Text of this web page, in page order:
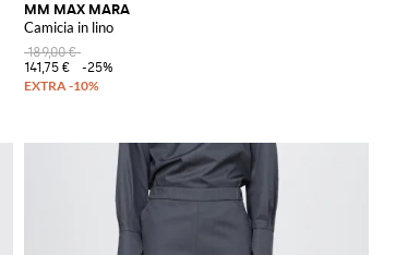
MM MAX MARA
Camicia in lino
189,00 €
141,75 €
-25%